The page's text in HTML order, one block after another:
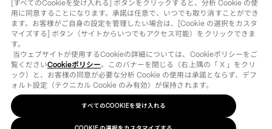
©
法律用語 COOKIEの選択をカスタマイズする
[すべてのCookieを受け入れる] ボタンをクリックすると、分析 Cookie の使
用に同意することになります。承諾は任意で、いつでも取り消すことができ
ます。お客様がご自身の設定を管理したい場合は、[Cookie の選択をカスタ
マイズする] ボタン（サイトからいつでもアクセス可能）をクリックできま
す。
覧くださいCookieポリシー。このバナーを閉じる（右上隅の「 X 」をクリ
ック）と、お客様の同意が必要な分析 Cookie の使用は承諾とならず、デフ
ォルト設定（テクニカル Cookie のみ有効）が保持されます。
すべてのCOOKIEを受け入れる